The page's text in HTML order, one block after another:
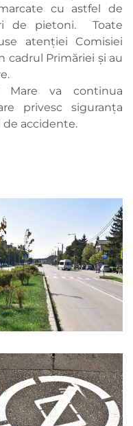
cu astfel de
de pietoni. Toate
atenției Comisiei
cadrul Primăriei și au
Mare va continua
privesc siguranța
de accidente.